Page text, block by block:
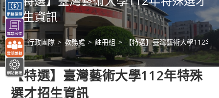
招生資訊
> 行政團隊 > 教務處 > 註冊組 > 【特選】臺灣藝術大學112年
【特選】臺灣藝術大學112年特殊
選才招生資訊